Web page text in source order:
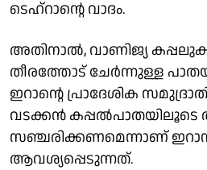
ടെഹ്റാന്റെ വാദം.
അതിനാൽ, വാണിജ്യ
തീരത്തോട് ചേർന്നുള്ള
ഇറാന്റെ പ്രാദേശിക
വടക്കൻ കപ്പൽപാതയിലൂടെ
സഞ്ചരിക്കണമെന്നാണ്
ആവശ്യപ്പെടുന്നത്.